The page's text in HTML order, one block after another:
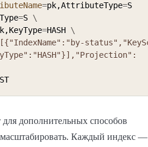
=pk,AttributeType=
=S \
=HASH \
дополнительных способов
масштабировать. Каждый индекс —